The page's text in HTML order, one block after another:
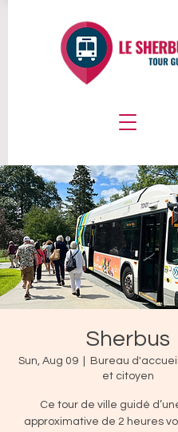
Sherbus
Sun, Aug 09
  |
Bureau
et citoyen
Ce tour de ville guidé
approximative de 2 heures